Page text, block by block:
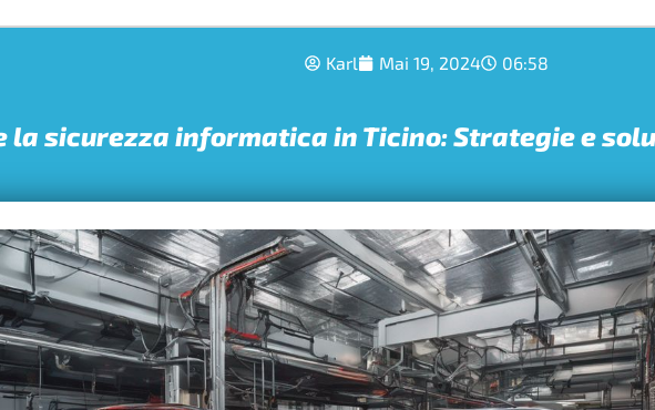
Karl Mai 19, 2024 06:58
sicurezza informatica in Ticino: Strategie e